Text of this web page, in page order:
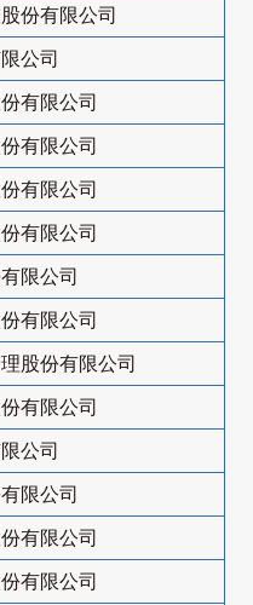
份有限公司
公司
有限公司
有限公司
有限公司
有限公司
限公司
有限公司
股份有限公司
有限公司
公司
限公司
有限公司
有限公司